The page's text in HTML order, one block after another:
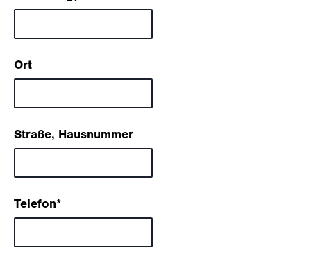
Ort
Straße, Hausnummer
Telefon*